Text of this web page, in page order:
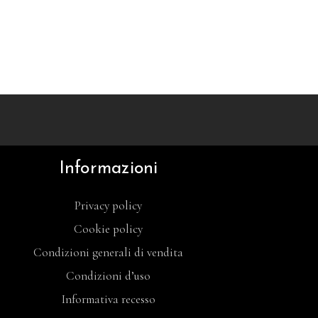
Informazioni
Privacy policy
Cookie policy
Condizioni generali di vendita
Condizioni d’uso
Informativa recesso